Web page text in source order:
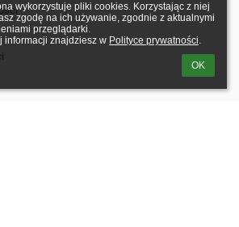
wykorzystuje pliki cookies. Korzystając z niej
zgodę na ich używanie, zgodnie z aktualnymi
przeglądarki.
informacji znajdziesz w Polityce prywatności.
OK